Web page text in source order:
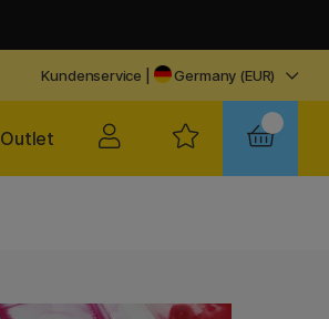
Kundenservice Germany (EUR)
Outlet